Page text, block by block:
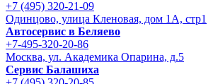
+7 (495) 320-21-09
Одинцово, улица Кленовая, дом 1А, стр1
Автосервис в Беляево
+7-495-320-20-86
Москва, ул. Академика Опарина, д.5
Сервис Балашиха